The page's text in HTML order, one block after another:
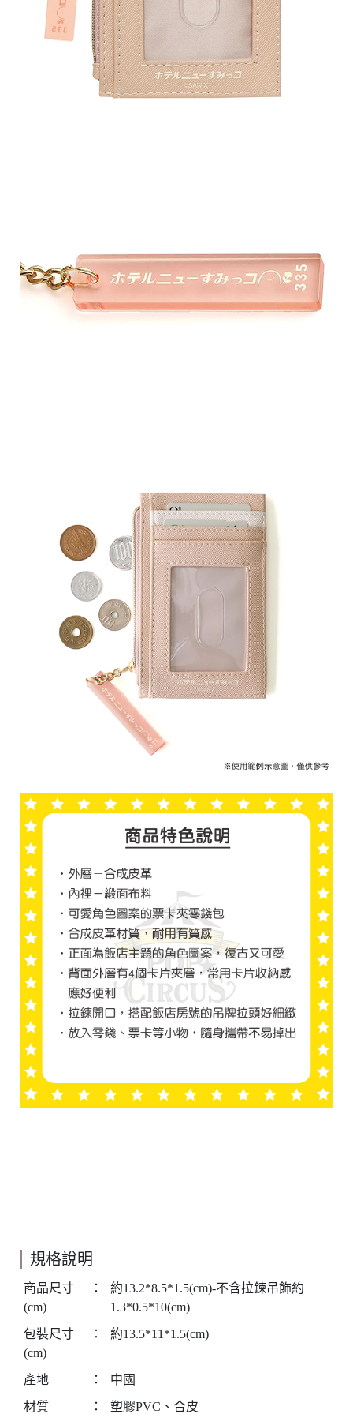
規格說明
商品尺寸
(cm)
：
約13.2*8.5*1.5(cm)-不含拉鍊吊飾約
1.3*0.5*10(cm)
包裝尺寸
(cm)
： 約13.5*11*1.5(cm)
產地 ：
中國
材質
：
塑膠PVC、合皮